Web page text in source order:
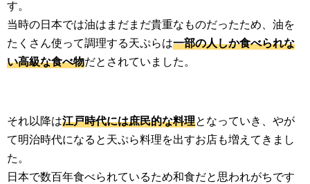
す。
当時の日本では油はまだまだ貴重なものだったため、油を
たくさん使って調理する天ぷらは一部の人しか食べられな
い高級な食べ物だとされていました。
それ以降は江戸時代には庶民的な料理となっていき、やが
て明治時代になると天ぷら料理を出すお店も増えてきまし
た。
日本で数百年食べられているため和食だと思われがちです